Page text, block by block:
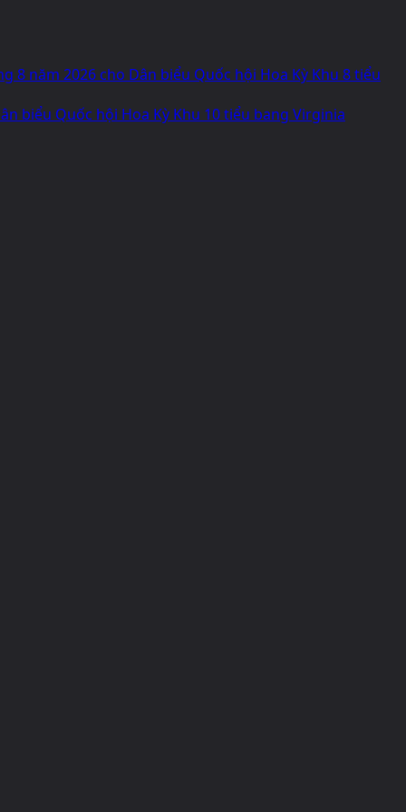
8 năm 2026 cho Dân biểu Quốc hội Hoa Kỳ Khu 8 tiểu
biểu Quốc hội Hoa Kỳ Khu 10 tiểu bang Virginia